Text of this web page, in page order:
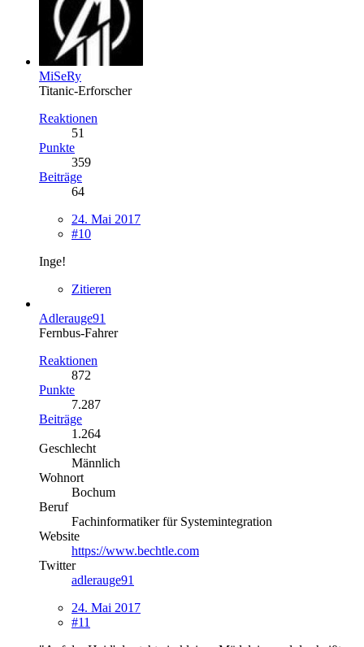
MiSeRy
Titanic-Erforscher
Reaktionen
51
Punkte
359
Beiträge
64
24. Mai 2017
#10
Inge!
Zitieren
Adlerauge91
Fernbus-Fahrer
Reaktionen
872
Punkte
7.287
Beiträge
1.264
Geschlecht
Männlich
Wohnort
Bochum
Beruf
Fachinformatiker für Systemintegration
Website
https://www.bechtle.com
Twitter
adlerauge91
24. Mai 2017
#11